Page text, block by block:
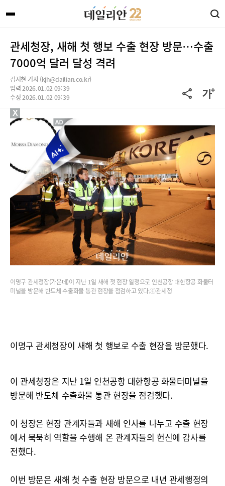
관세청장, 새해 첫 행보 수출 현장 방문…수출
7000억 달러 달성 격려
김지현 기자 (kjh@dailian.co.kr)
입력 2026.01.02 09:39
수정 2026.01.02 09:39
이명구 관세청장(가운데)이 지난 1일 새해 첫 현장 일정으로 인천공항 대한항공 화물터
미널을 방문해 반도체 수출화물 통관 현장을 점검하고 있다.ⓒ관세청
이명구 관세청장이 새해 첫 행보로 수출 현장을 방문했다.
이 관세청장은 지난 1일 인천공항 대한항공 화물터미널을
방문해 반도체 수출화물 통관 현장을 점검했다.
이 청장은 현장 관계자들과 새해 인사를 나누고 수출 현장
에서 묵묵히 역할을 수행해 온 관계자들의 헌신에 감사를
전했다.
이번 방문은 새해 첫 수출 현장 방문으로 내년 관세행정의
X